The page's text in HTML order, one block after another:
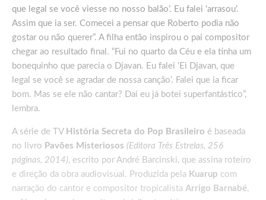
que legal se você viesse no nosso balão’. Eu falei ‘arrasou’.
Assim que ia ser. Comecei a pensar que Roberto podia não
gostar ou não querer”. A filha então inspirou o pai compositor
chegar ao resultado final. “Fui no quarto da Céu e ela tinha um
bonequinho que parecia o Djavan. Eu falei ‘Ei Djavan, que
legal se você se agradar de nossa canção’. Falei que ia ficar
bom. Mas se ele não cantar? Daí eu já botei superfantástico”,
lembra.
A série de TV História Secreta do Pop Brasileiro é baseada
no livro Pavões Misteriosos (Editora Três Estrelas, 256
páginas, 2014), escrito por André Barcinski, que assina roteiro
e direção da obra audiovisual. Produzida pela Kuarup com
narração do cantor e compositor tropicalista Arrigo Barnabé,